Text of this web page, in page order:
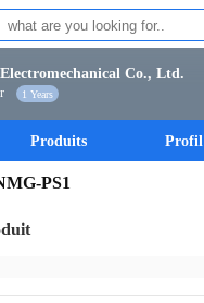
Co., Ltd.
1 Years
Produits Profil
PS1